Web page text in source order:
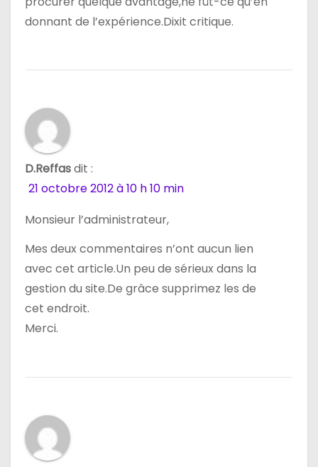
donnant de l’expérience.Dixit critique.
D.Reffasdit :
21 octobre 2012 à 10 h 10 min
Monsieur l’administrateur,
Mes deux commentaires n’ont aucun lien
avec cet article.Un peu de sérieux dans la
gestion du site.De grâce supprimez les de
cet endroit.
Merci.